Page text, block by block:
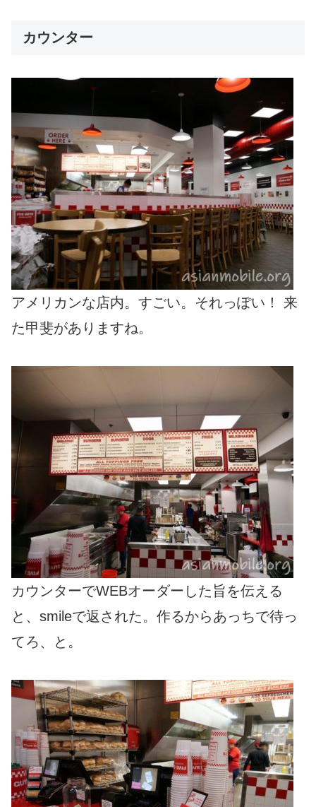
カウンター
アメリカンな店内。すごい。それっぽい！ 来
た甲斐がありますね。
カウンターでWEBオーダーした旨を伝える
と、smileで返された。作るからあっちで待っ
てろ、と。